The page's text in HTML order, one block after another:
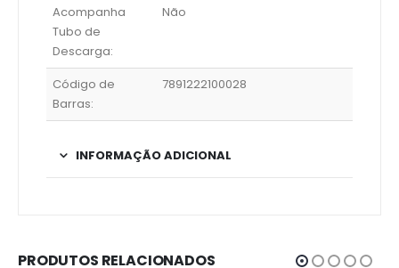
Acompanha
Tubo de
Descarga:
Não
Código de
Barras:
7891222100028
INFORMAÇÃO ADICIONAL
PRODUTOS RELACIONADOS